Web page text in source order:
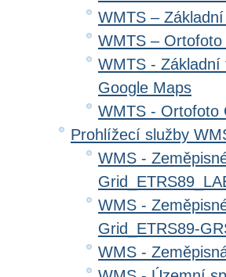
WMTS –
WMTS – Ortofoto
WMTS -
Google Maps
WMTS - Ortofoto
Prohlížecí služby
WMS -
WMS -
Grid_ETRS89-
WMS -